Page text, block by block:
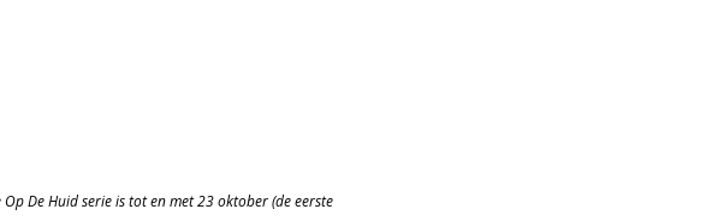
De Huid serie is tot en met 23 oktober (de eerste